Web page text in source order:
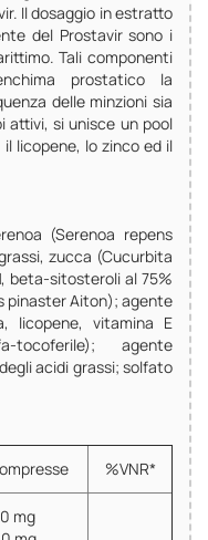
Il dosaggio in estratto
del Prostavir sono i
Tali componenti
prostatico la
delle minzioni sia
attivi, si unisce un pool
licopene, lo zinco ed il
(Serenoa repens
zucca (Cucurbita
beta-sitosteroli al 75%
pinaster Aiton); agente
licopene, vitamina E
agente
acidi grassi; solfato
%VNR*
mg